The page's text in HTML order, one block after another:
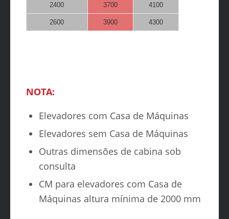
2400 3700 4100
2600 3900 4300
NOTA:
Elevadores com Casa de Máquinas
Elevadores sem Casa de Máquinas
Outras dimensões de cabina sob
consulta
CM para elevadores com Casa de
Máquinas altura mínima de 2000 mm